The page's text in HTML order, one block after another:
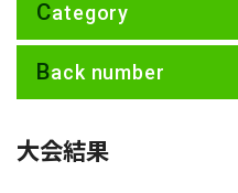
Category
Back number
大会結果